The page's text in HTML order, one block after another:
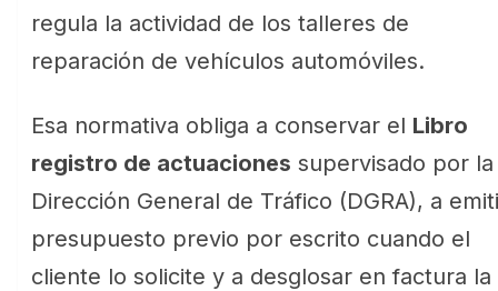
regula la actividad de los talleres de
reparación de vehículos automóviles.
Esa normativa obliga a conservar el Libro
registro de actuaciones supervisado por la
Dirección General de Tráfico (DGRA), a
presupuesto previo por escrito cuando el
cliente lo solicite y a desglosar en factura la